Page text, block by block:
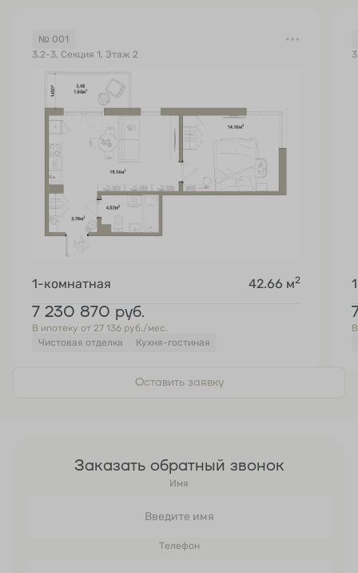
№ 001
3.2-3, Секция 1, Этаж 2
1-комнатная 42.66 м2
7 230 870 руб.
В ипотеку от 27 136 руб./мес.
Чистовая отделка
Кухня-гостиная
Оставить заявку
Заказать обратный звонок
Имя
Телефон